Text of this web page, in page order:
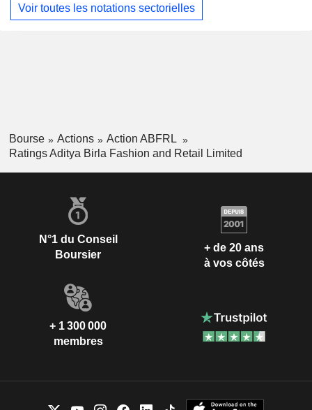
Voir toutes les notations sectorielles
Bourse Actions
Action ABFRL
Ratings Aditya Birla Fashion and Retail Limited
N°1 du Conseil
Boursier
+ de 20 ans
à vos côtés
+ 1 300 000
membres